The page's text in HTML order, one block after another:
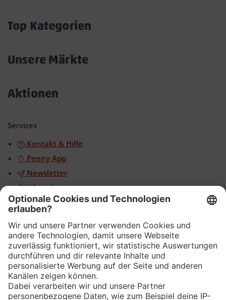
Top Kategorien
Unsere Märkte
Aktionen
Services
Kontakt & Hilfe
Penny App
Newsletter
WhatsApp
App